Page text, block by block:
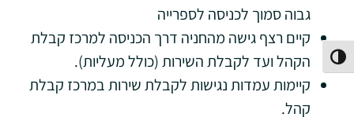
הפעל/כבה ניגודיות גבוהה
גבוה סמוך לכניסה לספרייה
קיים רצף גישה מהחניה דרך הכניסה למרכז קבלת
הקהל ועד לקבלת השירות (כולל מעליות).
קיימות עמדות נגישות לקבלת שירות במרכז קבלת
קהל.